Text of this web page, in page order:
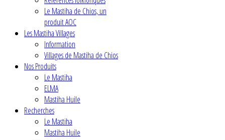
Le Mastiha de Chios, un
produit AOC
Les Mastiha Villages
Information
Villages de Mastiha de Chios
Nos Produits
Le Mastiha
ELMA
Mastiha Huile
Recherches
Le Mastiha
Mastiha Huile